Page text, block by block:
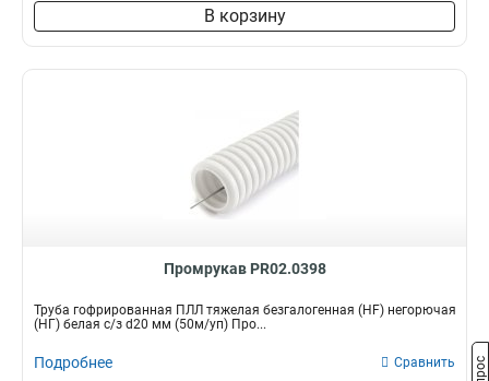
В корзину
Промрукав PR02.0398
Труба гофрированная ПЛЛ тяжелая безгалогенная (HF) негорючая
(НГ) белая с/з d20 мм (50м/уп) Про...
Подробнее Сравнить